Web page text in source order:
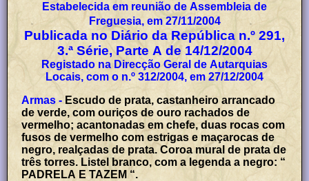
Estabelecida em reunião de Assembleia de
Freguesia, em 27/11/2004
Publicada no Diário da República n.º 291,
3.ª Série, Parte A de 14/12/2004
Registado na Direcção Geral de Autarquias
Locais, com o n.º 312/2004, em 27/12/2004
Armas - Escudo de prata, castanheiro arrancado
de verde, com ouriços de ouro rachados de
vermelho; acantonadas em chefe, duas rocas com
fusos de vermelho com estrigas e maçarocas de
negro, realçadas de prata. Coroa mural de prata de
três torres. Listel branco, com a legenda a negro: “
PADRELA E TAZEM “.